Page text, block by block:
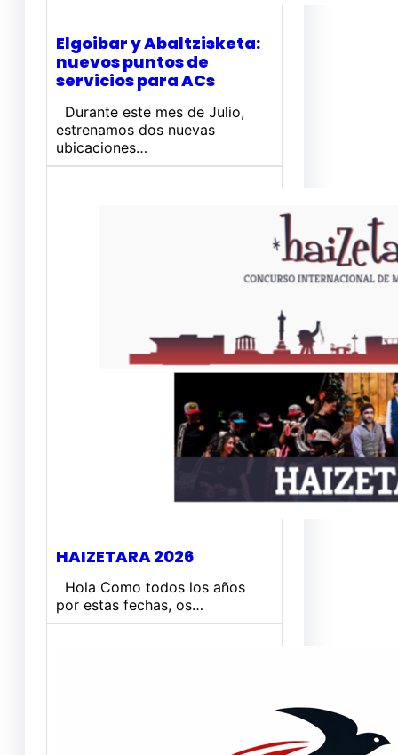
Elgoibar y Abaltzisketa:
nuevos puntos de
servicios para ACs
Durante este mes de Julio,
estrenamos dos nuevas
ubicaciones…
HAIZETARA 2026
Hola Como todos los años
por estas fechas, os…